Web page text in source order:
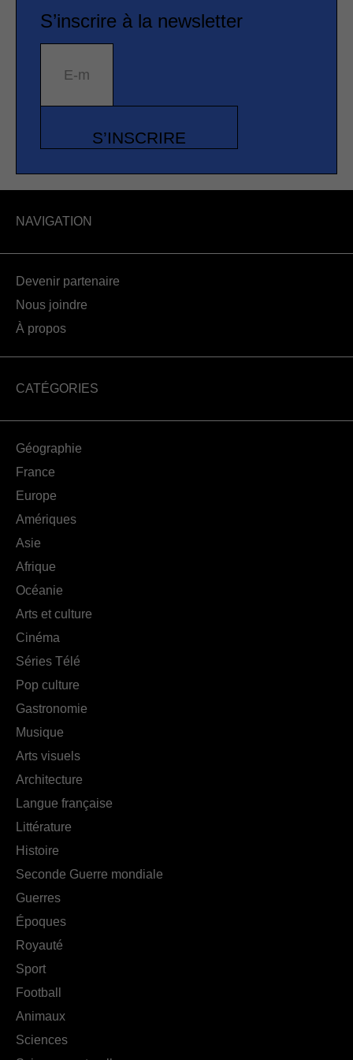
S’inscrire à la newsletter
E-mail
S’INSCRIRE
NAVIGATION
Devenir partenaire
Nous joindre
À propos
CATÉGORIES
Géographie
France
Europe
Amériques
Asie
Afrique
Océanie
Arts et culture
Cinéma
Séries Télé
Pop culture
Gastronomie
Musique
Arts visuels
Architecture
Langue française
Littérature
Histoire
Seconde Guerre mondiale
Guerres
Époques
Royauté
Sport
Football
Animaux
Sciences